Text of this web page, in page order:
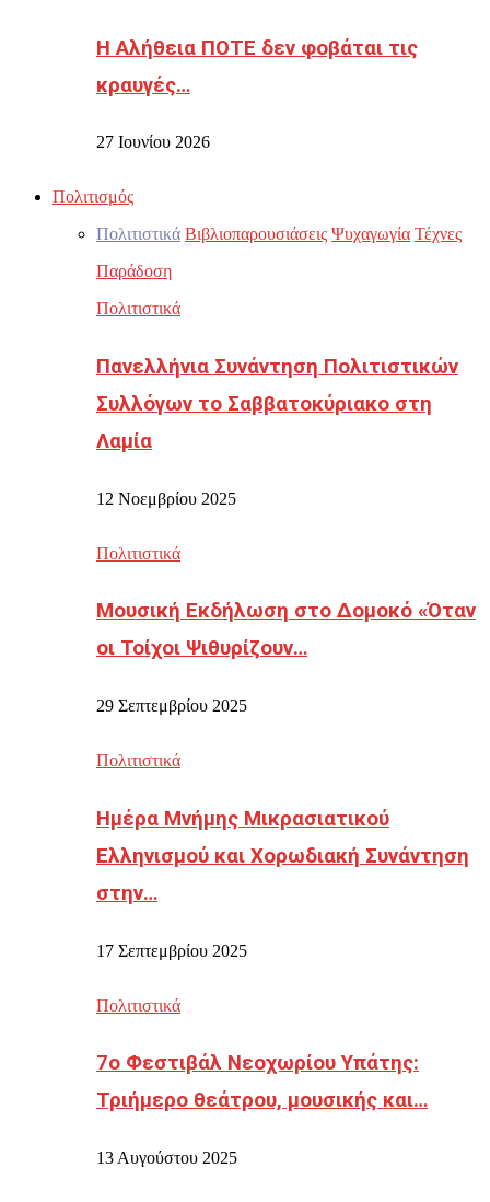
Η Αλήθεια ΠΟΤΕ δεν φοβάται τις
κραυγές…
27 Ιουνίου 2026
Πολιτισμός
Πολιτιστικά Βιβλιοπαρουσιάσεις Ψυχαγωγία Τέχνες
Παράδοση
Πολιτιστικά
Πανελλήνια Συνάντηση Πολιτιστικών
Συλλόγων το Σαββατοκύριακο στη
Λαμία
12 Νοεμβρίου 2025
Πολιτιστικά
Μουσική Εκδήλωση στο Δομοκό «Όταν
οι Τοίχοι Ψιθυρίζουν…
29 Σεπτεμβρίου 2025
Πολιτιστικά
Ημέρα Μνήμης Μικρασιατικού
Ελληνισμού και Χορωδιακή Συνάντηση
στην…
17 Σεπτεμβρίου 2025
Πολιτιστικά
7ο Φεστιβάλ Νεοχωρίου Υπάτης:
Τριήμερο θεάτρου, μουσικής και…
13 Αυγούστου 2025